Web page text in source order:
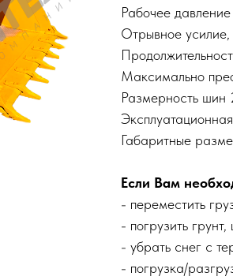
Рабочее
Отрывное
Максимально
Размерность
Габаритные
Если Вам
- переместить
- погрузить
- убрать снег с
- погрузка/